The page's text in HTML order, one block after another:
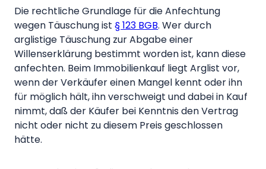
Die rechtliche Grundlage für die Anfechtung
wegen Täuschung ist§ 123 BGB. Wer durch
arglistige Täuschung zur Abgabe einer
Willenserklärung bestimmt worden ist, kann diese
anfechten. Beim Immobilienkauf liegt Arglist vor,
wenn der Verkäufer einen Mangel kennt oder ihn
für möglich hält, ihn verschweigt und dabei in Kauf
nimmt, daß der Käufer bei Kenntnis den Vertrag
nicht oder nicht zu diesem Preis geschlossen
hätte.